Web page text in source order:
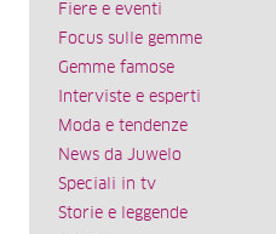
Fiere e eventi
Focus sulle gemme
Gemme famose
Interviste e esperti
Moda e tendenze
News da Juwelo
Speciali in tv
Storie e leggende